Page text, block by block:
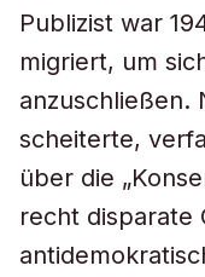
Publizist war
migriert, um
anzuschließen.
scheiterte,
über die
recht disparate